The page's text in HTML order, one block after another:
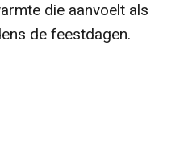
die aanvoelt als
de feestdagen.